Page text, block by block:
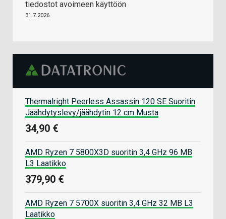
tiedostot avoimeen käyttöön
31.7.2026
Thermalright Peerless Assassin 120 SE Suoritin
Jäähdytyslevy/jäähdytin 12 cm Musta
34,90 €
AMD Ryzen 7 5800X3D suoritin 3,4 GHz 96 MB
L3 Laatikko
379,90 €
AMD Ryzen 7 5700X suoritin 3,4 GHz 32 MB L3
Laatikko